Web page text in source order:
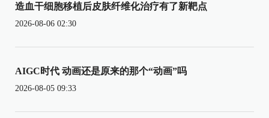
造血干细胞移植后皮肤纤维化治疗有了新靶点
2026-08-06 02:30
AIGC时代 动画还是原来的那个“动画”吗
2026-08-05 09:33